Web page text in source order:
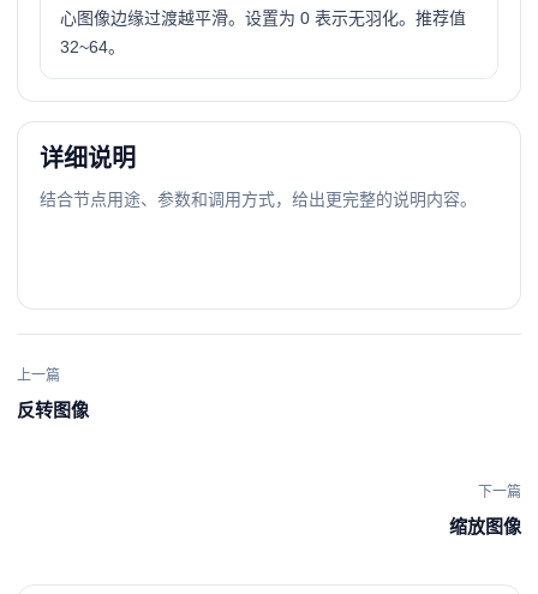
心图像边缘过渡越平滑。设置为 0 表示无羽化。推荐值
32~64。
详细说明
结合节点用途、参数和调用方式，给出更完整的说明内容。
上一篇
反转图像
下一篇
缩放图像